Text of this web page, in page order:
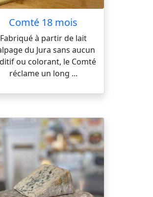
Comté 18 mois
Fabriqué à partir de lait
du Jura sans aucun
ou colorant, le Comté
réclame un long ...